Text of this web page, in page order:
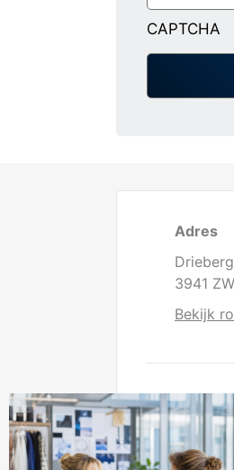
CAPTCHA
Adres
3941
Bekijk
Direct
T0343 - 41